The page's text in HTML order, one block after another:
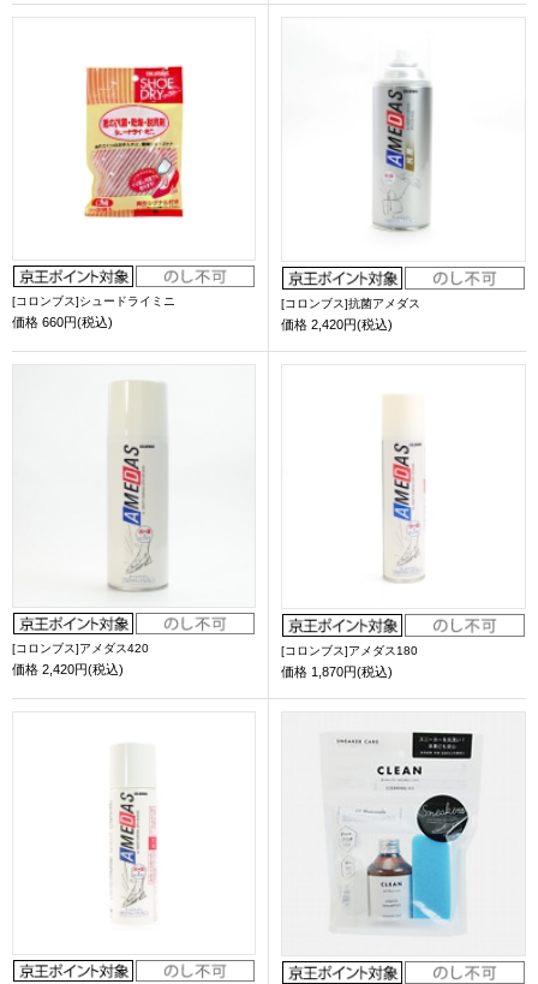
[コロンブス]シュードライミニ
価格 660円(税込)
[コロンブス]抗菌アメダス
価格 2,420円(税込)
[コロンブス]アメダス420
価格 2,420円(税込)
[コロンブス]アメダス180
価格 1,870円(税込)